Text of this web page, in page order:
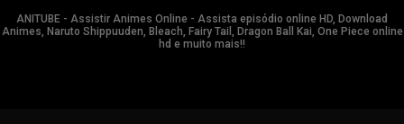
ANITUBE - Assistir Animes Online - Assista episódio online HD, Download
Animes, Naruto Shippuuden, Bleach, Fairy Tail, Dragon Ball Kai, One Piece online
hd e muito mais!!